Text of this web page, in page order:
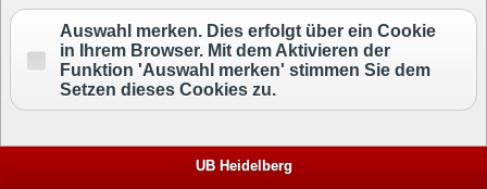
Auswahl merken. Dies erfolgt über ein Cookie
in Ihrem Browser. Mit dem Aktivieren der
Funktion 'Auswahl merken' stimmen Sie dem
Setzen dieses Cookies zu.
UB Heidelberg